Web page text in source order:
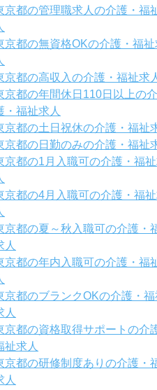
京都の管理職求人の介護・福
京都の無資格OKの介護・福祉
京都の高収入の介護・福祉求
京都の年間休日110日以上の介
・福祉求人
京都の土日祝休の介護・福祉
京都の日勤のみの介護・福祉
京都の1月入職可の介護・福
京都の4月入職可の介護・福
京都の夏～秋入職可の介護・
人
京都の年内入職可の介護・福
京都のブランクOKの介護・福
人
京都の資格取得サポートの介
祉求人
京都の研修制度ありの介護・
人